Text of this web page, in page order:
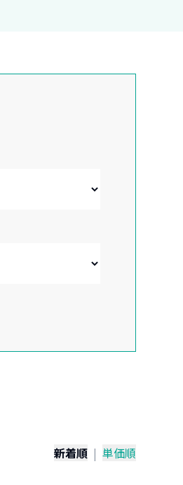
新着順 | 単価順